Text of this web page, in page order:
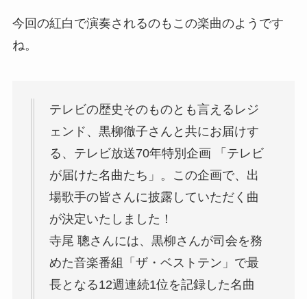
今回の紅白で演奏されるのもこの楽曲のようです
ね。
テレビの歴史そのものとも言えるレジ
ェンド、黒柳徹子さんと共にお届けす
る、テレビ放送70年特別企画 「テレビ
が届けた名曲たち」。この企画で、出
場歌手の皆さんに披露していただく曲
が決定いたしました！
寺尾 聰さんには、黒柳さんが司会を務
めた音楽番組「ザ・ベストテン」で最
長となる12週連続1位を記録した名曲